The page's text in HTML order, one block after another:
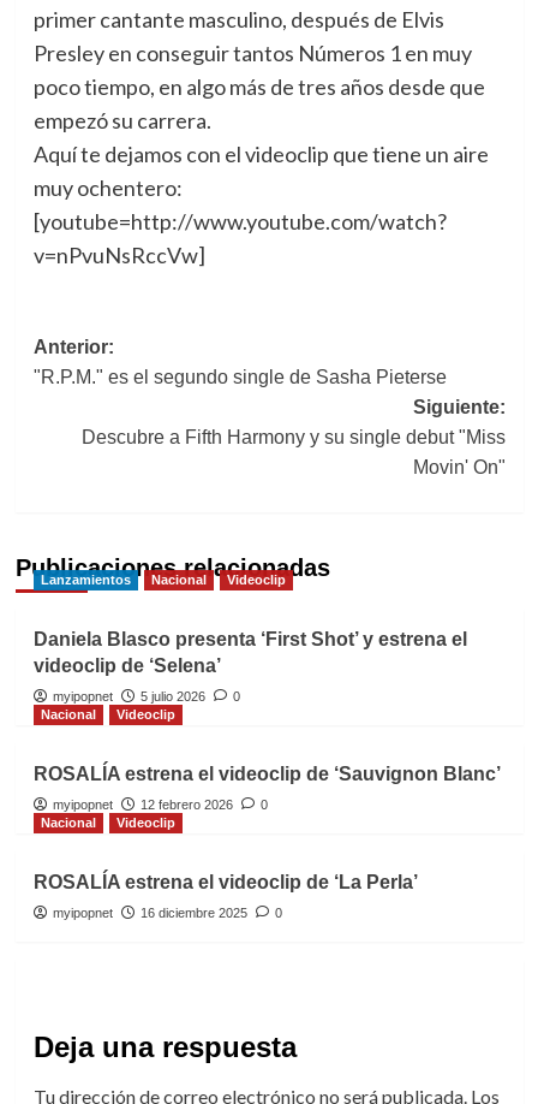
primer cantante masculino, después de Elvis
Presley en conseguir tantos Números 1 en muy
poco tiempo, en algo más de tres años desde que
empezó su carrera.
Aquí te dejamos con el videoclip que tiene un aire
muy ochentero:
[youtube=http://www.youtube.com/watch?
v=nPvuNsRccVw]
Navegación
de
entradas
Anterior:
"R.P.M." es el segundo single de Sasha Pieterse
Siguiente:
Descubre a Fifth Harmony y su single debut "Miss
Movin' On"
Publicaciones relacionadas
Lanzamientos Nacional Videoclip
Daniela Blasco presenta ‘First Shot’ y estrena el
videoclip de ‘Selena’
myipopnet 5 julio 2026
0
Nacional
Videoclip
ROSALÍA estrena el videoclip de ‘Sauvignon Blanc’
myipopnet 12 febrero 2026
0
Nacional
Videoclip
ROSALÍA estrena el videoclip de ‘La Perla’
myipopnet 16 diciembre 2025 0
Deja una respuesta
Tu dirección de correo electrónico no será publicada. Los